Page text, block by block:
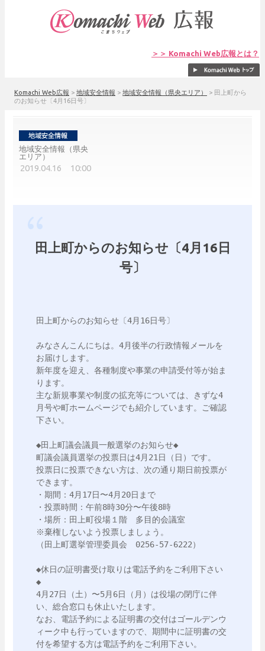
＞＞ Komachi Web広報とは？
Komachi Web広報 > 地域安全情報 > 地域安全情報（県央エリア） > 田上町から
のお知らせ〔4月16日号〕
地域安全情報（県央
エリア）
2019.04.16 10:00
田上町からのお知らせ〔4月16日
号〕
田上町からのお知らせ〔4月16日号〕
みなさんこんにちは。4月後半の行政情報メールを
お届けします。
新年度を迎え、各種制度や事業の申請受付等が始ま
ります。
主な新規事業や制度の拡充等については、きずな4
月号や町ホームページでも紹介しています。ご確認
下さい。
◆田上町議会議員一般選挙のお知らせ◆
町議会議員選挙の投票日は4月21日（日）です。
投票日に投票できない方は、次の通り期日前投票が
できます。
・期間：4月17日〜4月20日まで
・投票時間：午前8時30分〜午後8時
・場所：田上町役場１階　多目的会議室
※棄権しないよう投票しましょう。
（田上町選挙管理委員会　0256-57-6222）
◆休日の証明書受け取りは電話予約をご利用下さい
◆
4月27日（土）〜5月6日（月）は役場の閉庁に伴
い、総合窓口も休止いたします。
なお、電話予約による証明書の交付はゴールデンウ
ィーク中も行っていますので、期間中に証明書の交
付を希望する方は電話予約をご利用下さい。